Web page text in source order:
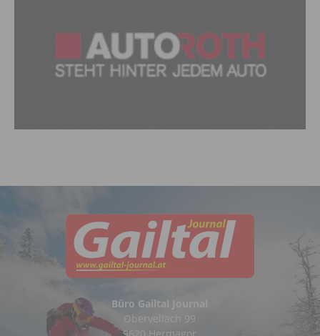
Büro Gailtal Journal
Obervellach 99